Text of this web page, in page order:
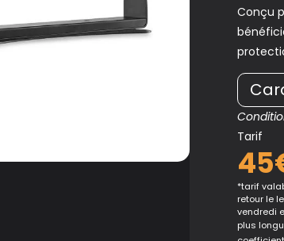
Conçu
Tarif
*tarif
retour le
vendredi
plus